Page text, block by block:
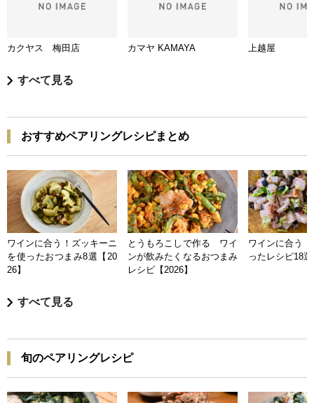
カクヤス 梅田店 カマヤ KAMAYA 上越屋
すべて見る
おすすめペアリングレシピまとめ
ワインに合う！ズッキーニ
を使ったおつまみ8選【20
26】
とうもろこしで作る ワイ
ンが飲みたくなるおつまみ
レシピ【2026】
ワインに合う
ったレシピ18
すべて見る
旬のペアリングレシピ